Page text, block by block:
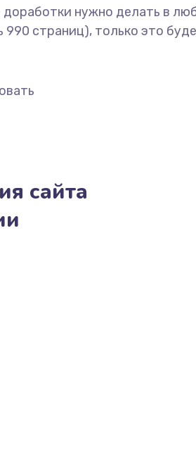
доработки нужно делать в
990 страниц), только это
сайта